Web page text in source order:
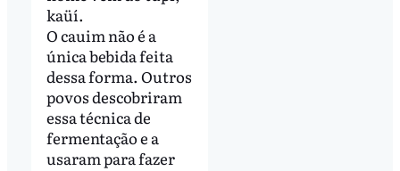
kaüí.
O cauim não é a
única bebida feita
dessa forma. Outros
povos descobriram
essa técnica de
fermentação e a
usaram para fazer